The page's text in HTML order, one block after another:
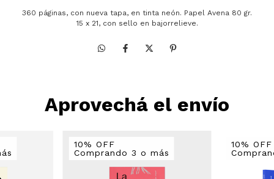
360 páginas, con nueva tapa, en tinta neón. Papel Avena 80 gr.
15 x 21, con sello en bajorrelieve.
Aprovechá el envío
10% OFF
Comprando 3 o más
10% OFF